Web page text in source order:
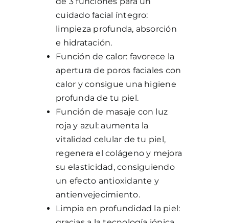
cuidado facial íntegro:
limpieza profunda, absorción
e hidratación.
Función de calor: favorece la
apertura de poros faciales con
calor y consigue una higiene
profunda de tu piel.
Función de masaje con luz
roja y azul: aumenta la
vitalidad celular de tu piel,
regenera el colágeno y mejora
su elasticidad, consiguiendo
un efecto antioxidante y
antienvejecimiento.
Limpia en profundidad la piel: